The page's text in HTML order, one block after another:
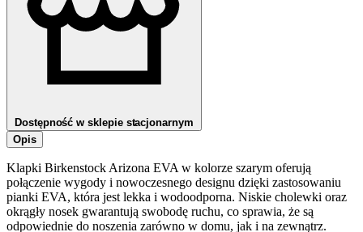
Dostępność w sklepie stacjonarnym
Opis
Klapki Birkenstock Arizona EVA w kolorze szarym oferują
połączenie wygody i nowoczesnego designu dzięki zastosowaniu
pianki EVA, która jest lekka i wodoodporna. Niskie cholewki oraz
okrągły nosek gwarantują swobodę ruchu, co sprawia, że są
odpowiednie do noszenia zarówno w domu, jak i na zewnątrz.